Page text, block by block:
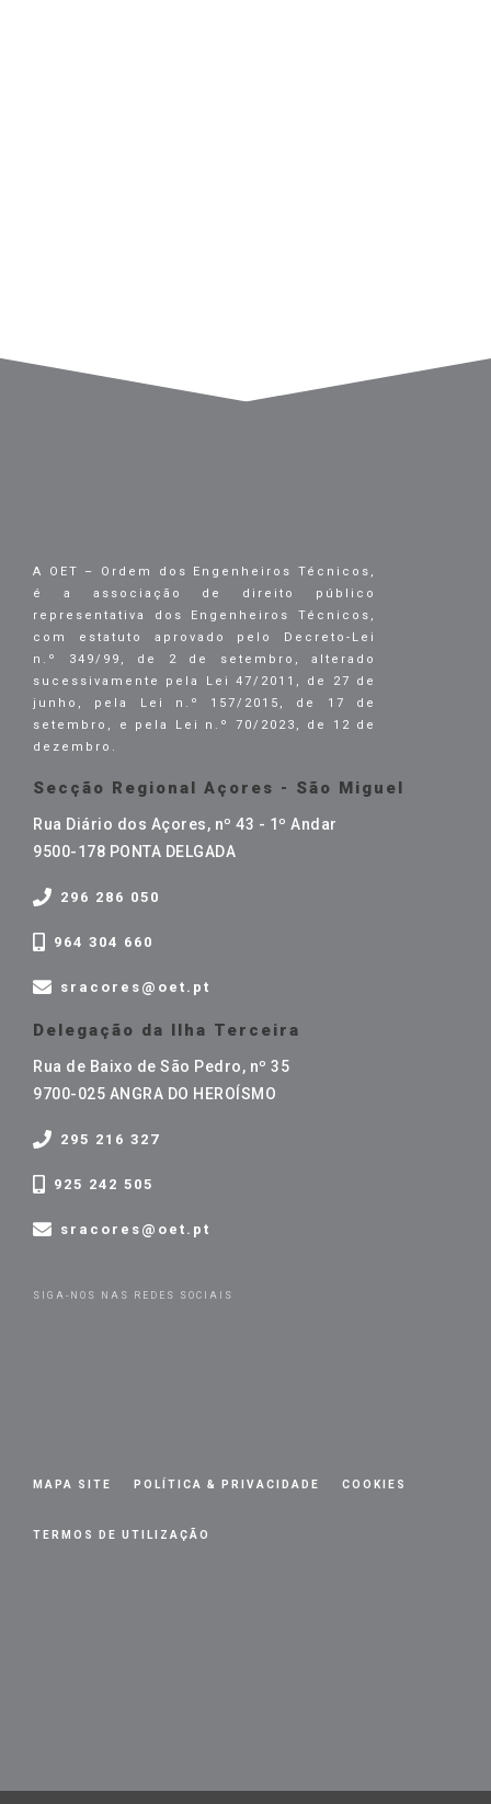
A OET – Ordem dos Engenheiros Técnicos,
é a associação de direito público
representativa dos Engenheiros Técnicos,
com estatuto aprovado pelo Decreto-Lei
n.º 349/99, de 2 de setembro, alterado
sucessivamente pela Lei 47/2011, de 27 de
junho, pela Lei n.º 157/2015, de 17 de
setembro, e pela Lei n.º 70/2023, de 12 de
dezembro.
Secção Regional Açores - São Miguel
Rua Diário dos Açores, nº 43 - 1º Andar
9500-178 PONTA DELGADA
296 286 050
964 304 660
sracores@oet.pt
Delegação da Ilha Terceira
Rua de Baixo de São Pedro, nº 35
9700-025 ANGRA DO HEROÍSMO
295 216 327
925 242 505
sracores@oet.pt
SIGA-NOS NAS REDES SOCIAIS
MAPA SITE POLÍTICA & PRIVACIDADE COOKIES
TERMOS DE UTILIZAÇÃO